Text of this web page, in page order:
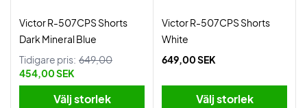
Victor R-507CPS Shorts
Dark Mineral Blue
Tidigare pris: 649,00
454,00 SEK
Välj storlek
Victor R-507CPS Shorts
White
649,00 SEK
Välj storlek